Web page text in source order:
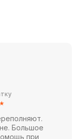
Большое
при